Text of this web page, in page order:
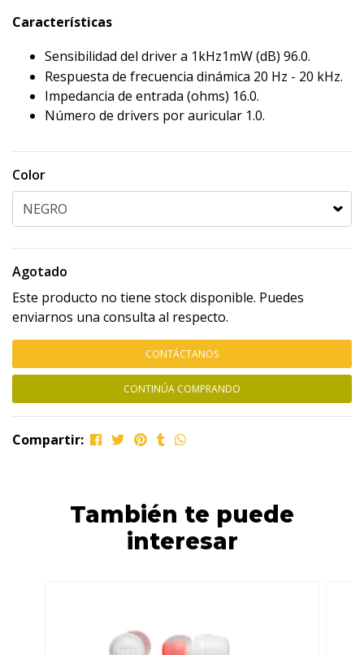
Características
Sensibilidad del driver a 1kHz1mW (dB) 96.0.
Respuesta de frecuencia dinámica 20 Hz - 20 kHz.
Impedancia de entrada (ohms) 16.0.
Número de drivers por auricular 1.0.
Color
Agotado
Este producto no tiene stock disponible. Puedes
enviarnos una consulta al respecto.
CONTÁCTANOS
CONTINÚA COMPRANDO
Compartir:
También te puede
interesar